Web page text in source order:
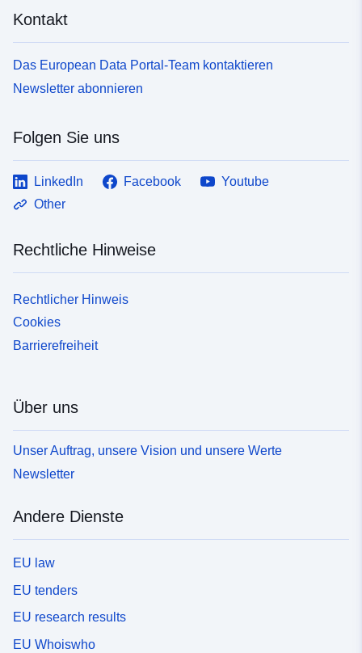
Kontakt
Das European Data Portal-Team kontaktieren
Newsletter abonnieren
Folgen Sie uns
LinkedIn Facebook
Youtube
Other
Rechtliche Hinweise
Rechtlicher Hinweis
Cookies
Barrierefreiheit
Über uns
Unser Auftrag, unsere Vision und unsere Werte
Newsletter
Andere Dienste
EU law
EU tenders
EU research results
EU Whoiswho